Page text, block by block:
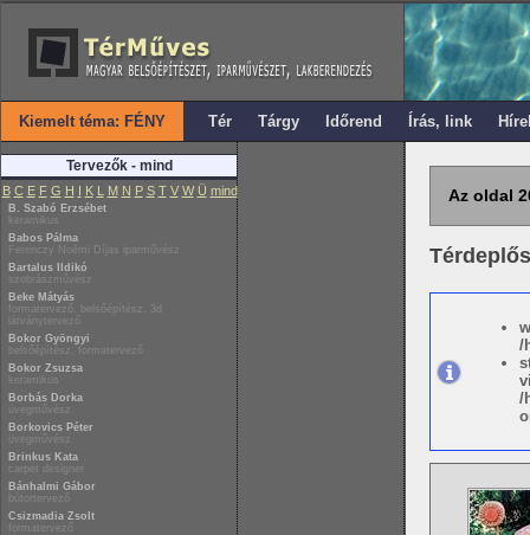
Kiemelt téma: FÉNY Tér Tárgy Időrend Írás, link
Tervezők - mind
B C E F G H I K L M N P S T V W Ü mind
B. Szabó Erzsébet
keramikus
Babos Pálma
Ferenczy Noémi Díjas iparművész
Bartalus Ildikó
szobrászművész
Beke Mátyás
formatervező, belsőépítész, 3d
látványtervező
Bokor Gyöngyi
belsőépítész, formatervező
Bokor Zsuzsa
keramikus
Borbás Dorka
üvegművész
Borkovics Péter
üvegművész
Brinkus Kata
carpet designer
Bánhalmi Gábor
bútortervező
Csizmadia Zsolt
formatervező
Az oldal
/
/